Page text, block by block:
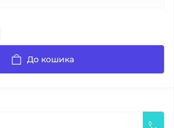
До кошика